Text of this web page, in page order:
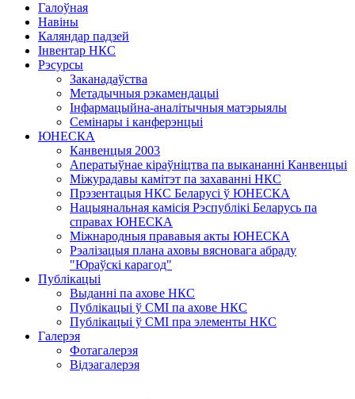
Галоўная
Навіны
Каляндар падзей
Інвентар НКС
Рэсурсы
Заканадаўства
Метадычныя рэкамендацыі
Інфармацыйна-аналітычныя матэрыялы
Семінары і канферэнцыі
ЮНЕСКА
Канвенцыя 2003
Аператыўнае кіраўніцтва па выкананні Канвенцыі
Міжурадавы камітэт па захаванні НКС
Прэзентацыя НКС Беларусі ў ЮНЕСКА
Нацыянальная камісія Рэспублікі Беларусь па
справах ЮНЕСКА
Міжнародныя прававыя акты ЮНЕСКА
Рэалізацыя плана аховы вясновага абраду
"Юраўскі карагод"
Публікацыі
Выданні па ахове НКС
Публікацыі ў СМІ па ахове НКС
Публікацыі ў СМІ пра элементы НКС
Галерэя
Фотагалерэя
Відэагалерэя